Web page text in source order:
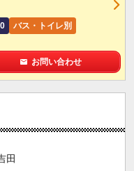
バス・トイレ別
お問い合わせ
田